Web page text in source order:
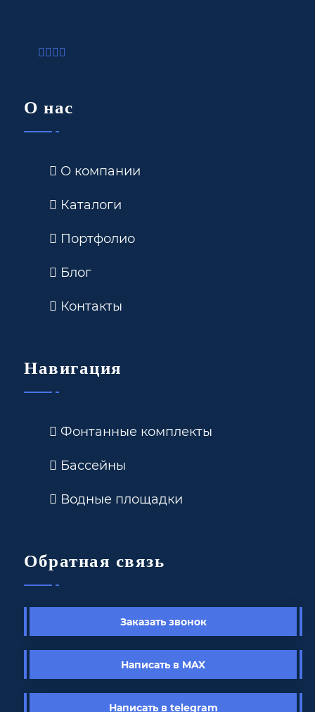
О нас
О компании
Каталоги
Портфолио
Блог
Контакты
Навигация
Фонтанные комплекты
Бассейны
Водные площадки
Обратная связь
Заказать звонок
Написать в MAX
Написать в telegram